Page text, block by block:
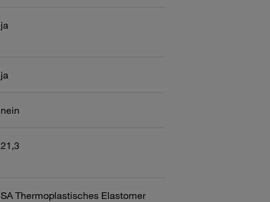
ja
ja
nein
21,3
SA Thermoplastisches Elastomer